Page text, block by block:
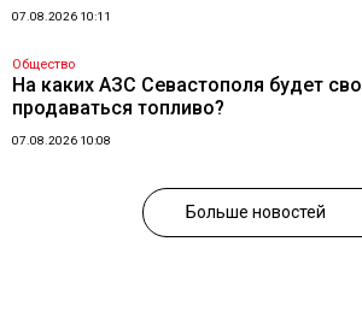
07.08.2026 10:11
Общество
На каких АЗС Севастополя будет
продаваться топливо?
07.08.2026 10:08
Больше новостей